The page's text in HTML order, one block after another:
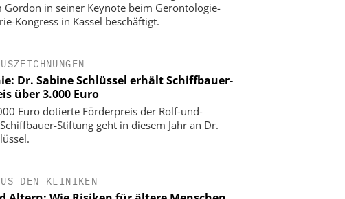
Gordon in seiner Keynote beim Gerontologie-
Kongress in Kassel beschäftigt.
Dr. Sabine Schlüssel erhält Schiffbauer-
über 3.000 Euro
Euro dotierte Förderpreis der Rolf-und-
Stiftung geht in diesem Jahr an Dr.
DEN KLINIKEN